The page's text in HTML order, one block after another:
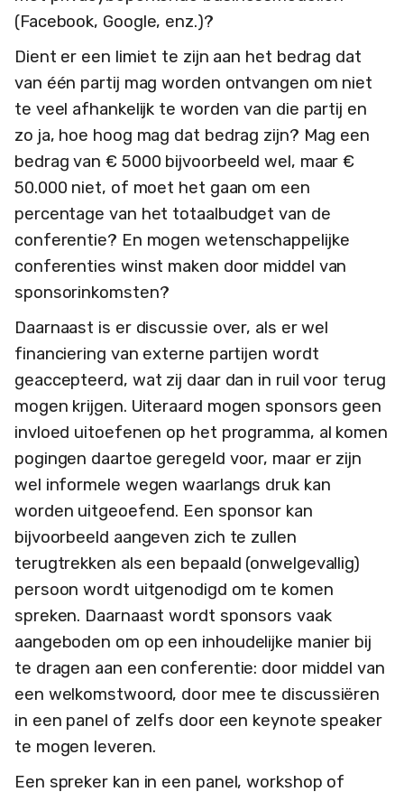
(Facebook, Google, enz.)?
Dient er een limiet te zijn aan het bedrag dat
van één partij mag worden ontvangen om niet
te veel afhankelijk te worden van die partij en
zo ja, hoe hoog mag dat bedrag zijn? Mag een
bedrag van € 5000 bijvoorbeeld wel, maar €
50.000 niet, of moet het gaan om een
percentage van het totaalbudget van de
conferentie? En mogen wetenschappelijke
conferenties winst maken door middel van
sponsorinkomsten?
Daarnaast is er discussie over, als er wel
financiering van externe partijen wordt
geaccepteerd, wat zij daar dan in ruil voor terug
mogen krijgen. Uiteraard mogen sponsors geen
invloed uitoefenen op het programma, al komen
pogingen daartoe geregeld voor, maar er zijn
wel informele wegen waarlangs druk kan
worden uitgeoefend. Een sponsor kan
bijvoorbeeld aangeven zich te zullen
terugtrekken als een bepaald (onwelgevallig)
persoon wordt uitgenodigd om te komen
spreken. Daarnaast wordt sponsors vaak
aangeboden om op een inhoudelijke manier bij
te dragen aan een conferentie: door middel van
een welkomstwoord, door mee te discussiëren
in een panel of zelfs door een keynote speaker
te mogen leveren.
Een spreker kan in een panel, workshop of